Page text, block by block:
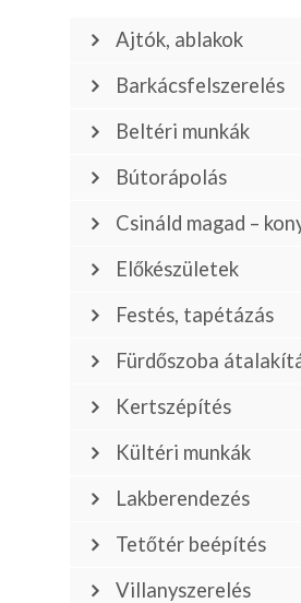
Ajtók, ablakok
Barkácsfelszerelés
Beltéri munkák
Bútorápolás
Csináld magad –
Előkészületek
Festés, tapétázás
Fürdőszoba
Kertszépítés
Kültéri munkák
Lakberendezés
Tetőtér beépítés
Villanyszerelés